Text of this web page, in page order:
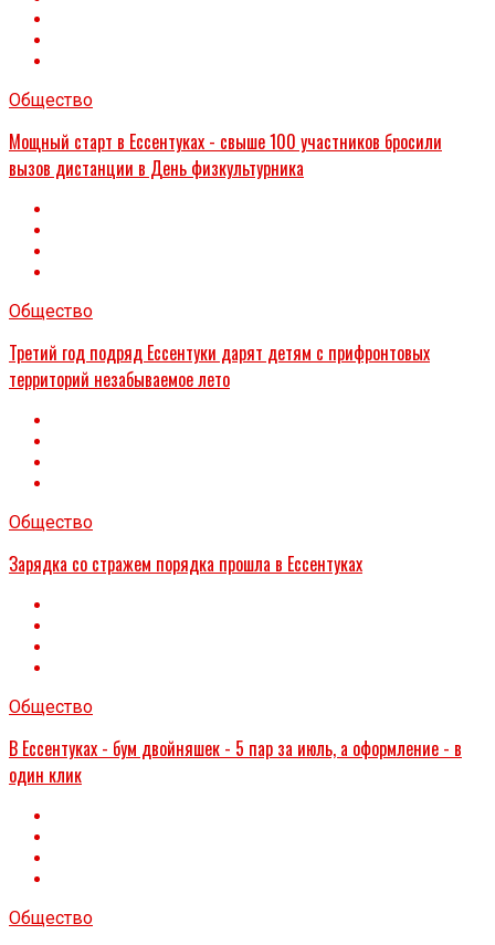
Общество
Мощный старт в Ессентуках - свыше 100 участников бросили
вызов дистанции в День физкультурника
Общество
Третий год подряд Ессентуки дарят детям с прифронтовых
территорий незабываемое лето
Общество
Зарядка со стражем порядка прошла в Ессентуках
Общество
В Ессентуках - бум двойняшек - 5 пар за июль, а оформление - в
один клик
Общество